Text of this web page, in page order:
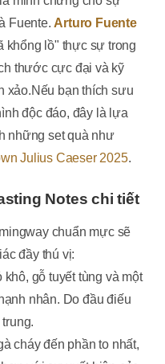
Fuente. Arturo Fuente
khổng lồ" thực sự trong
thước cực đại và kỹ
xảo.Nếu bạn thích sưu
độc đáo, đây là lựa
những set quà như
Julius Caeser 2025.
Notes chi tiết
chuẩn mực sẽ
đầy thú vị:
gỗ tuyết tùng và một
nhân. Do đầu điếu
cháy đến phần to nhất,